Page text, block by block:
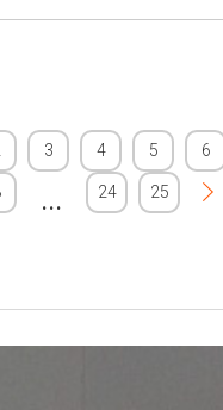
3 4 5 6
... 24 25